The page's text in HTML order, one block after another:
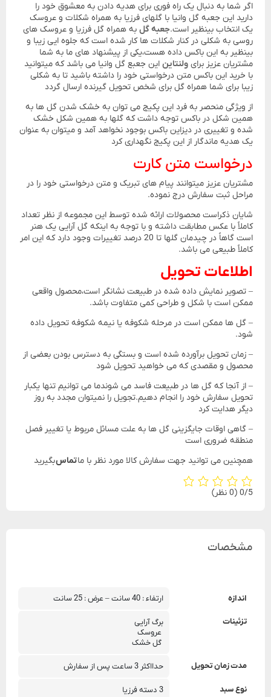
اگر شما به دنبال یک راه فوری برای هدیه دادن به معشوق خود را
دارید این جعبه گل وانیا با گلهای فرزیا به همراه شکلات و عروسک
یک انتخاب بینظیر است.جعبه گل به همراه گل فرزیا و عروسک های
روسی به شکلی در کنار شکلات ها کار شده است که جلوه ایی زیبا و
بینظیر به این باکس داده هست،یکی از پیشنهاد های ما به شما
مشتریان عزیز برای ولنتاین این جعبع گل وانیا می باشد که میتوانید
با خرید این باکس متن درخواستی خود را داشته باشید تا به شکلی
زیبا برای شما همراه گل برای شخص تحویل گیرنده ارسال گردد
از ویژگی منحصر به فرد این پکیج می توان به خشک شدن گل ها به
همین شکل در باکس توجه داشت که گلها به همین شکل خشک
شده و تغییری در دیزاین باکس بوجود نخواهد آمد و میتوان به عنوان
یک هدیه ماندگار از این پکیج نگهداری کرد
درخواست متن کارت
مشتریان عزیز میتوانند پیام های تبریک و متن درخواستی خود را در
مراحل ثبت سفارش درج نموده.
شایان ذکراست محصولات ارائه شده توسط این مجموعه از نظر تعداد
کاملاً با عکس مطابقت داشته و با توجه به اینکه گل آرایی یک هنر
است گاهاً در چیدمان گلها تا 20 درصد تغییرات وجود دارد که این امر
کاملاً طبیعی می باشد.
اطلاعات تحویل
– تصویر نمایش داده شده در طبیعت نشانگر است،محصول واقعی
ممکن است با شکل و طراحی کمی متفاوت باشد.
– گل ها ممکن است در مرحله شکوفه یا نیمه شکوفه تحویل داده
شود.
– زمان تحویل برآورده شده است و بستگی به دسترس بودن بعضی از
محصول و مقصدی که می خواهید تحویل شود
– از آنجا که گل ها در طبیعت فاسد می شوندما می توانیم تنها یکبار
تحویل سفارش خود را انجام دهیم.تجویل را نمیتوان مجدد به روز
دیگر هدایت کرد
– گاهی اوقات جایگزینی گل ها به علت مسائل مربوط یا تغییر فصل
منطقه ضروری است
همچنین می توانید جهت سفارش کالا مورد نظر با ماتماسبگیرید
‫0/5 ‫(0 نظر)
مشخصات
اندازه ارتفاء : 40 سانت – عرض : 25 سانت
تزئینات
برگ آرایی
عروسک
گل خشک
مدت زمان تحویل حدااکثر 3 ساعت پس از سفارش
نوع سبد 3 دسته فرزیا